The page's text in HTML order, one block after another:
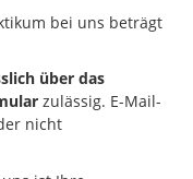
bei uns beträgt
über das
zulässig. E-Mail-
nicht